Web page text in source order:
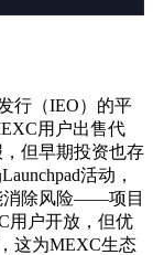
行（IEO）的平
用户出售代
但早期投资也存
活动，
消除风险——项目
用户开放，但优
这为MEXC生态